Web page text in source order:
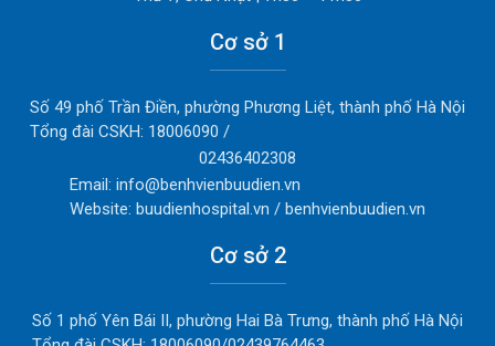
Cơ sở 1
Số 49 phố Trần Điền, phường Phương Liệt, thành phố Hà Nội
Tổng đài CSKH: 18006090 /
02436402308
Email: info@benhvienbuudien.vn
Website: buudienhospital.vn / benhvienbuudien.vn
Cơ sở 2
Số 1 phố Yên Bái II, phường Hai Bà Trưng, thành phố Hà Nội